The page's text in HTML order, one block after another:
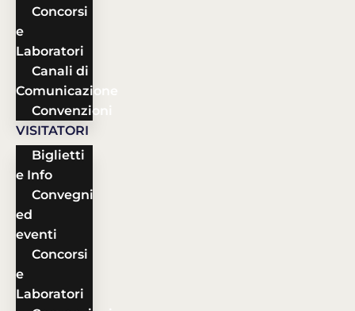
Concorsi
e
Laboratori
Canali di
Comunicazione
Convenzioni
VISITATORI
Biglietti
e Info
Convegni
ed
eventi
Concorsi
e
Laboratori